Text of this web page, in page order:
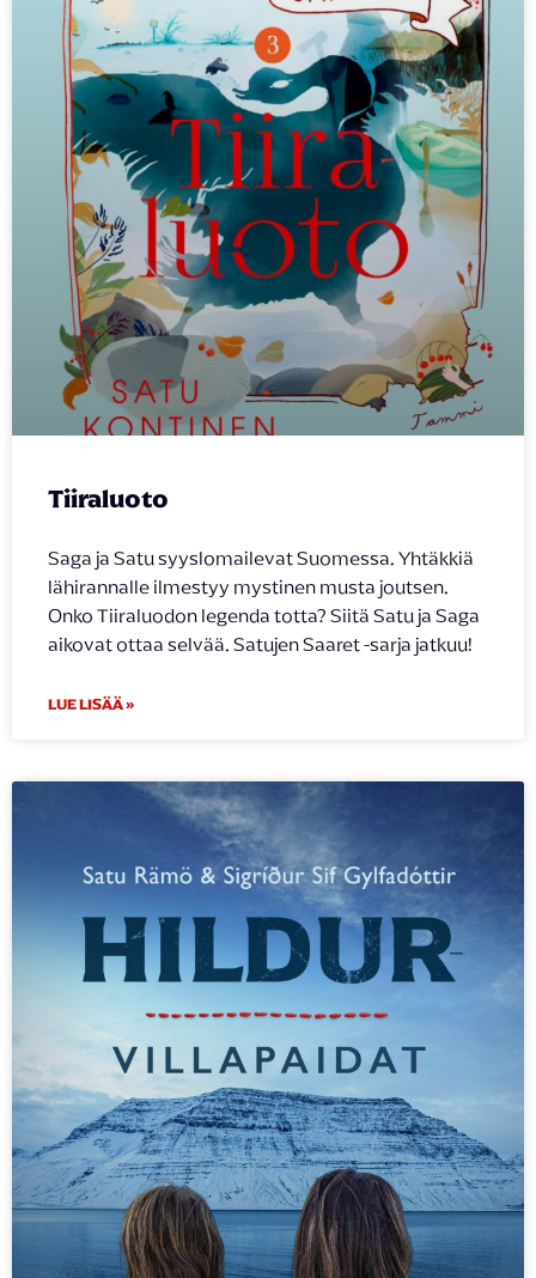
Tiiraluoto
Saga ja Satu syyslomailevat Suomessa. Yhtäkkiä
lähirannalle ilmestyy mystinen musta joutsen.
Onko Tiiraluodon legenda totta? Siitä Satu ja Saga
aikovat ottaa selvää. Satujen Saaret -sarja jatkuu!
LUE LISÄÄ »